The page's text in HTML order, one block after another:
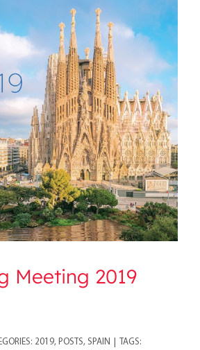
Meeting
2019
Meeting 2019
2019, POSTS, SPAIN
TAGS: